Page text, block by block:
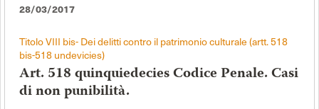
28/03/2017
Titolo VIII bis- Dei delitti contro il patrimonio culturale (artt. 518
bis-518 undevicies)
Art. 518 quinquiedecies Codice Penale. Casi
di non punibilità.